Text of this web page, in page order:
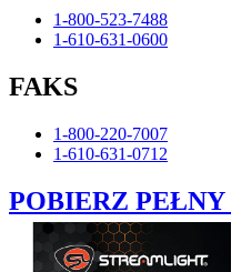
1-800-523-7488
1-610-631-0600
FAKS
1-800-220-7007
1-610-631-0712
POBIERZ